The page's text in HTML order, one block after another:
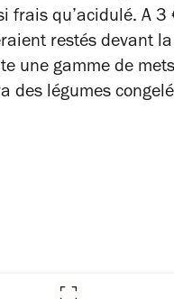
frais qu’acidulé. A
restés devant
une gamme de
des légumes